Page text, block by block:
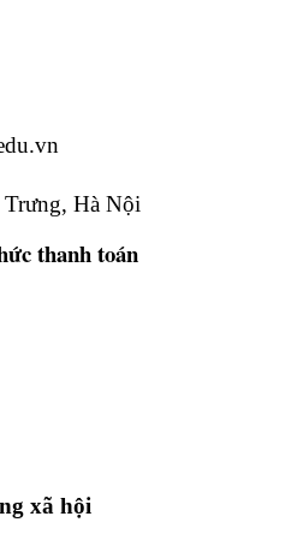
Trưng, Hà Nội
thanh toán
xã hội